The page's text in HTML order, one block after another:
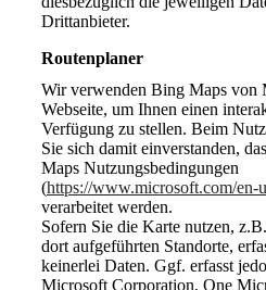
Drittanbieter.
Routenplaner
Wir verwenden Bing Maps von
Webseite, um Ihnen einen
Verfügung zu stellen. Beim
Sie sich damit einverstanden,
Maps Nutzungsbedingungen
(https://www.microsoft.com/en-
verarbeitet werden.
Sofern Sie die Karte nutzen,
dort aufgeführten Standorte,
keinerlei Daten. Ggf. erfasst
Microsoft Corporation, One